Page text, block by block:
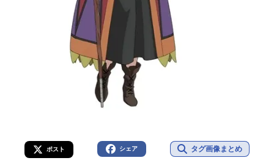
ポスト シェア タグ画像まとめ